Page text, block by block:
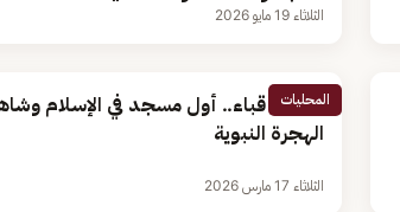
الثلاثاء 19 مايو 2026
المحليات
مسجد قباء.. أول مسجد في الإسلام
الهجرة النبوية
الثلاثاء 17 مارس 2026